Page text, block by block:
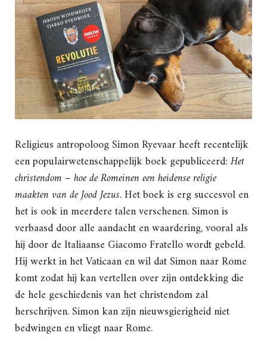
Religieus antropoloog Simon Ryevaar heeft recentelijk
een populairwetenschappelijk boek gepubliceerd:Het
christendom – hoe de Romeinen een heidense religie
maakten van de Jood Jezus. Het boek is erg succesvol en
het is ook in meerdere talen verschenen. Simon is
verbaasd door alle aandacht en waardering, vooral als
hij door de Italiaanse Giacomo Fratello wordt gebeld.
Hij werkt in het Vaticaan en wil dat Simon naar Rome
komt zodat hij kan vertellen over zijn ontdekking die
de hele geschiedenis van het christendom zal
herschrijven. Simon kan zijn nieuwsgierigheid niet
bedwingen en vliegt naar Rome.